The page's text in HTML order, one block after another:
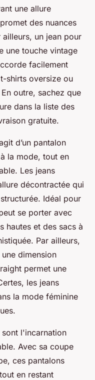
une allure
des nuances
un jean pour
une touche vintage
facilement
shirts oversize ou
outre, sachez que
dans la liste des
gratuite.
d’un pantalon
la mode, tout en
Les jeans
décontractée qui
Idéal pour
se porter avec
hautes et des sacs à
Par ailleurs,
dimension
permet une
les jeans
la mode féminine
sont l'incarnation
Avec sa coupe
ces pantalons
en restant